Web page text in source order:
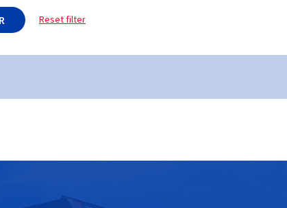
Reset filter